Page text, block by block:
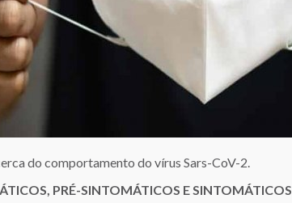
do comportamento do vírus Sars-CoV-2.
PRÉ-SINTOMÁTICOS E SINTOMÁTICOS